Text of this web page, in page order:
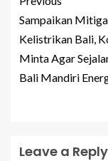
Sampaikan
Kelistrikan Bali,
Minta Agar
Bali Mandiri
Leave a Reply